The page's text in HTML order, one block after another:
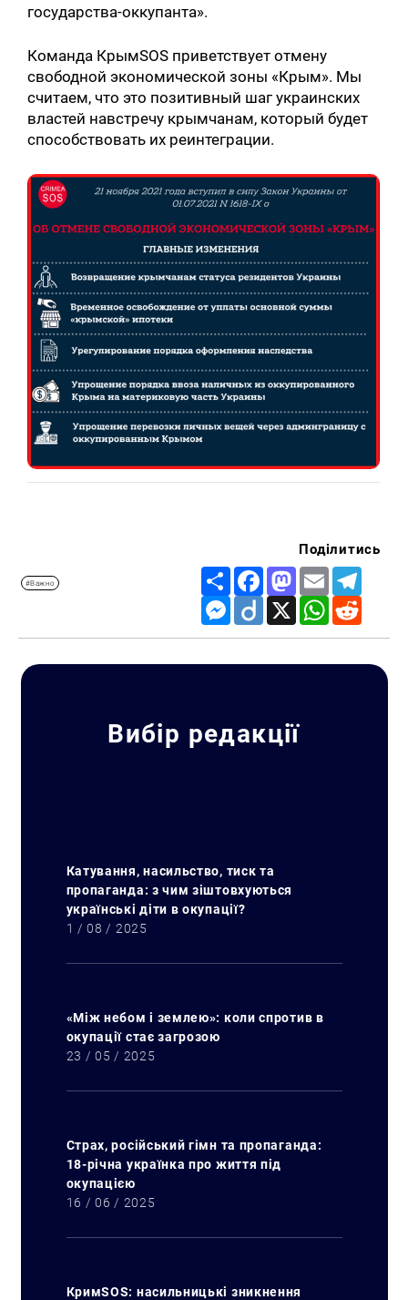
Искать:
государства-оккупанта».
Команда КрымSOS приветствует отмену
свободной экономической зоны «Крым». Мы
считаем, что это позитивный шаг украинских
властей навстречу крымчанам, который будет
способствовать их реинтеграции.
#Важно
Поділитись
Share FacebookMastodon
Email
Messenger
Diigo X WhatsApp
Вибір редакції
Катування, насильство, тиск та
пропаганда: з чим зіштовхуються
українські діти в окупації?
1 / 08 / 2025
«Між небом і землею»: коли спротив в
окупації стає загрозою
23 / 05 / 2025
Страх, російський гімн та пропаганда:
18-річна українка про життя під
окупацією
16 / 06 / 2025
КримSOS: насильницькі зникнення